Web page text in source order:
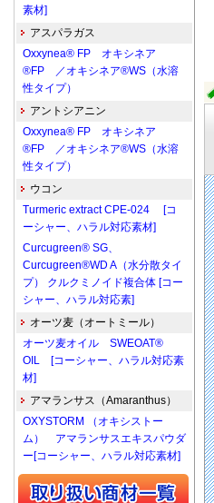
素材]
アスパラガス
Oxxynea® FP オキシネア
®FP ／オキシネア®WS（水溶
性タイプ）
アントシアニン
Oxxynea® FP オキシネア
®FP ／オキシネア®WS（水溶
性タイプ）
ウコン
Turmeric extract CPE-024 [コ
ーシャー、ハラル対応素材]
Curcugreen® SG、
Curcugreen®WD A（水分散タイ
プ） クルクミノイド複合体 [コー
シャー、ハラル対応素]
オーツ麦（オートミール）
オーツ麦オイル SWEOAT®
OIL [コーシャー、ハラル対応素
材]
アマランサス（Amaranthus）
OXYSTORM （オキシストー
ム） アマランサスエキスパウダ
ー[コーシャー、ハラル対応素材]